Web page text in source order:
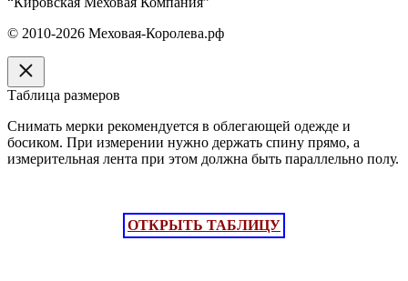
© 2010-2026 Меховая-Королева.рф
Таблица размеров
Снимать мерки рекомендуется в облегающей одежде и
босиком. При измерении нужно держать спину прямо, а
измерительная лента при этом должна быть параллельно полу.
ОТКРЫТЬ ТАБЛИЦУ